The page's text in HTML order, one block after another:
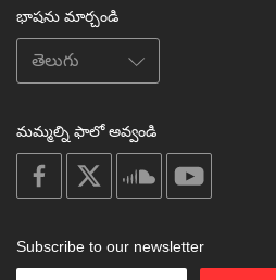
భాషను మార్చండి
మమ్మల్ని ఫాలో అవ్వండి
on
facebook
soundcloud
Subscribe to our newsletter